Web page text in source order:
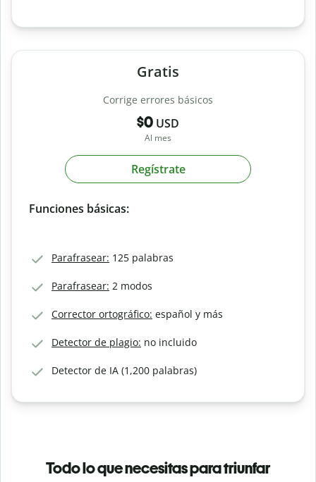
Gratis
Corrige errores básicos
$0 USD
Al mes
Regístrate
Funciones básicas:
Parafrasear: 125 palabras
Parafrasear: 2 modos
Corrector ortográfico: español y más
Detector de plagio: no incluido
Detector de IA (1,200 palabras)
Todo lo que necesitas para triunfar